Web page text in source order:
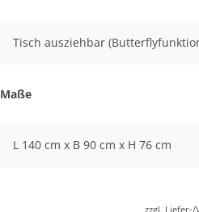
Tisch ausziehbar
Maße
L 140 cm x B 90 cm x H 76 cm
zzgl. Liefer-/